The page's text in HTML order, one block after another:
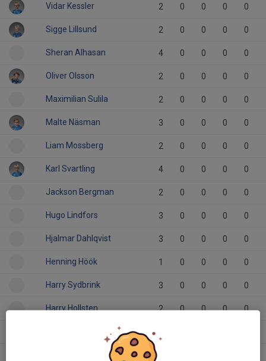
Vidar Kessler 2 0 0 0 0
Sigge Lillsund 2 0 0 0 0
Sheran Alhasan 4 0 0 0 0
Oliver Olsson 2 0 0 0 0
Maximilian Sulila 2 0 0 0 0
Malte Näsman 3 0 0 0 0
Liam Mossberg 2 0 0 0 0
Karl Svartling 4 0 0 0 0
Jackson Bergman 2 0 0 0 0
Hugo Lindfors 3 0 0 0 0
Hjalmar Dahlqvist 3 0 0 0 0
Henning Höök 1 0 0 0 0
Harry Sydbrink 3 0 0 0 0
Harry Hollsten 2 0 0 0 0
GUSTAV Lindström